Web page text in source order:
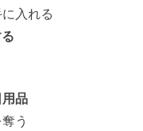
入れる
品
う